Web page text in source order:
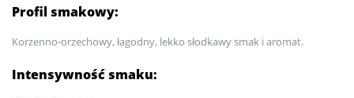
Profil smakowy:
Korzenno-orzechowy, łagodny, lekko słodkawy smak i aromat.
Intensywność smaku: